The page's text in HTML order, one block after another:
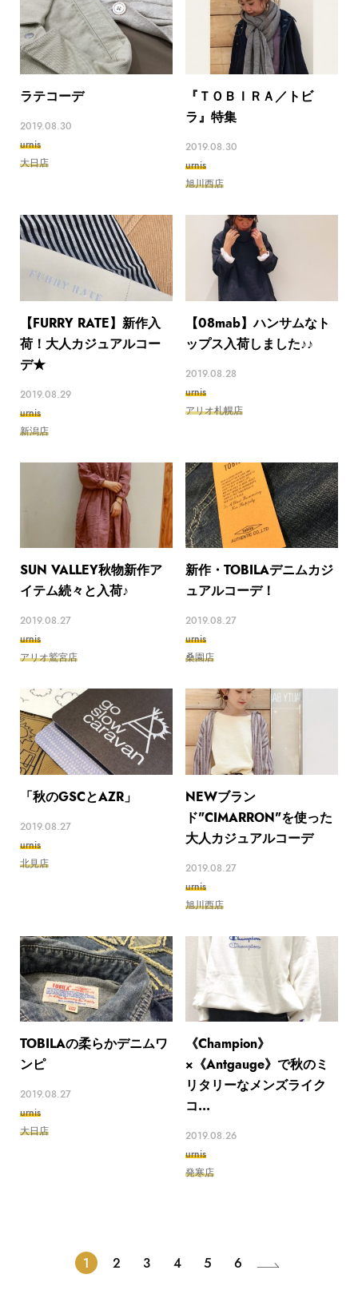
ラテコーデ
2019.08.30
urnis
大日店
『ＴＯＢＩＲＡ／トビ
ラ』特集
2019.08.30
urnis
旭川西店
【FURRY RATE】新作入
荷！大人カジュアルコー
デ★
2019.08.29
urnis
新潟店
【08mab】ハンサムなト
ップス入荷しました♪♪
2019.08.28
urnis
アリオ札幌店
SUN VALLEY秋物新作ア
イテム続々と入荷♪
2019.08.27
urnis
アリオ鷲宮店
新作・TOBILAデニムカジ
ュアルコーデ！
2019.08.27
urnis
桑園店
「秋のGSCとAZR」
2019.08.27
urnis
北見店
NEWブラン
ド"CIMARRON"を使った
大人カジュアルコーデ
2019.08.27
urnis
旭川西店
TOBILAの柔らかデニムワ
ンピ
2019.08.27
urnis
大日店
《Champion》
×《Antgauge》で秋のミ
リタリーなメンズライク
コ...
2019.08.26
urnis
発寒店
1 2 3 4 5 6